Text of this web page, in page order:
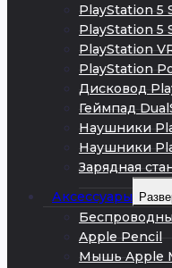
PlayStation 5
PlayStation 5
PlayStation
PlayStation
Дисковод
Геймпад
Наушники
Наушники
Зарядная
Аксессуары
Apple Pencil
Мышь Apple